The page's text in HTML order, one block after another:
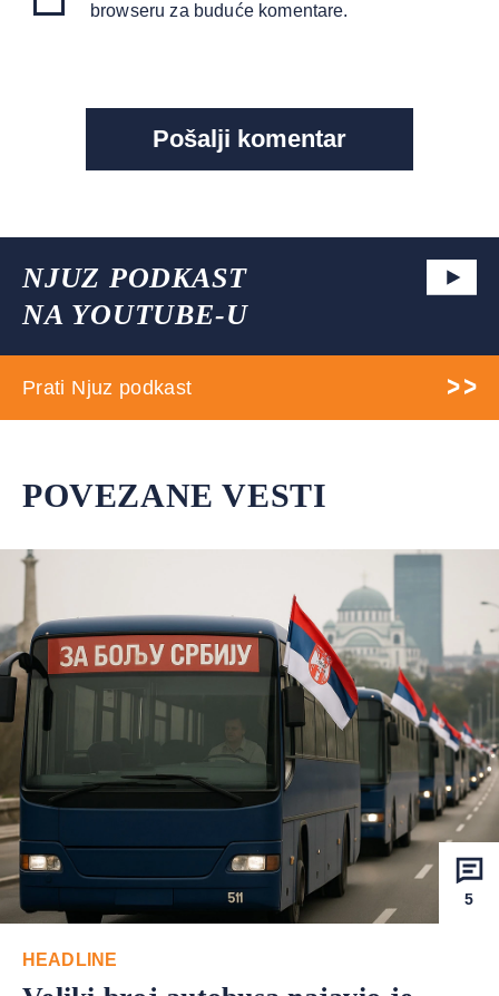
browseru za buduće komentare.
NJUZ PODKAST
NA YOUTUBE-U
Prati Njuz podkast
POVEZANE VESTI
5
HEADLINE